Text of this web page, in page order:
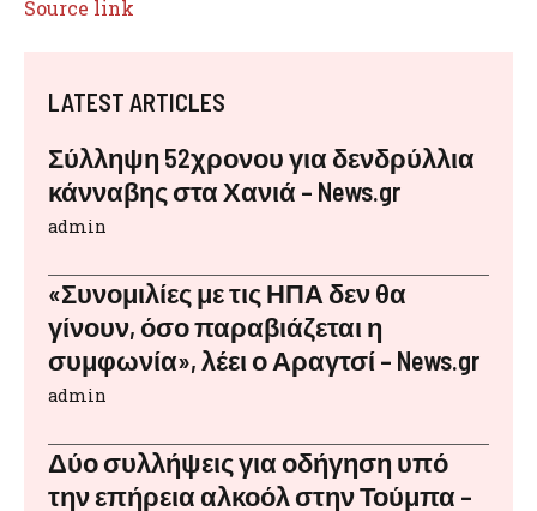
Source link
LATEST ARTICLES
Σύλληψη 52χρονου για δενδρύλλια
κάνναβης στα Χανιά – News.gr
admin
«Συνομιλίες με τις ΗΠΑ δεν θα
γίνουν, όσο παραβιάζεται η
συμφωνία», λέει ο Αραγτσί – News.gr
admin
Δύο συλλήψεις για οδήγηση υπό
την επήρεια αλκοόλ στην Τούμπα –